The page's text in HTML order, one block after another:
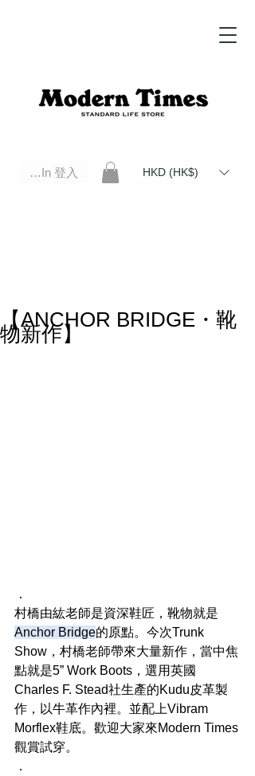
Log In 登入 HKD (HK$)
【ANCHOR BRIDGE・靴
物新作】
．
村橋由紘老師是資深鞋匠，靴物就是
Anchor Bridge的原點。今次Trunk
Show，村橋老師帶來大量新作，當中焦
點就是5” Work Boots，選用英國
Charles F. Stead社生產的Kudu皮革製
作，以牛革作內裡。並配上Vibram
Morflex鞋底。歡迎大家來Modern Times
觀賞試穿。
．